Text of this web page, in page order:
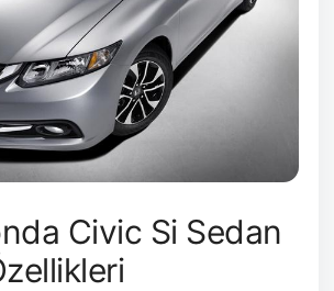
Civic Si Sedan